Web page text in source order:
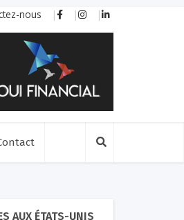
nous
AUX ÉTATS-UNIS